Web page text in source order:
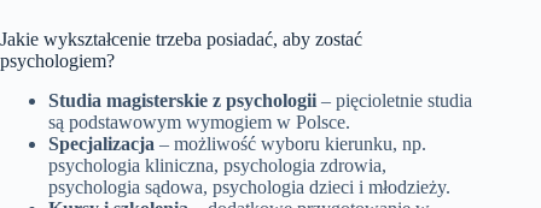
Jakie wykształcenie trzeba posiadać, aby zostać
psychologiem?
Studia magisterskie z psychologii – pięcioletnie studia
są podstawowym wymogiem w Polsce.
Specjalizacja – możliwość wyboru kierunku, np.
psychologia kliniczna, psychologia zdrowia,
psychologia sądowa, psychologia dzieci i młodzieży.